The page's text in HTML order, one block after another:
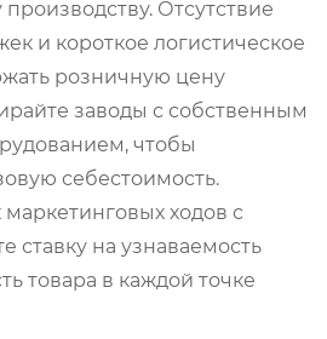
Отсутствие
и короткое логистическое
розничную цену
заводы с собственным
чтобы
себестоимость.
ходов с
ставку на узнаваемость
товара в каждой точке